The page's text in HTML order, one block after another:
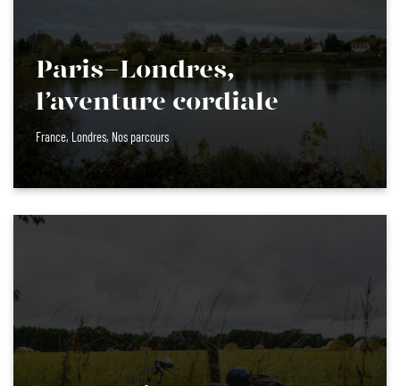
Paris-Londres,
l’aventure cordiale
France, Londres, Nos parcours